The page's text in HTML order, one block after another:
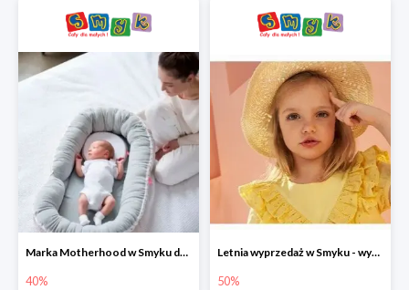
Marka Motherhood w Smyku do -40%
40%
Letnia wyprzedaż w Smyku - wybrane ubrania i buty do -50%
50%